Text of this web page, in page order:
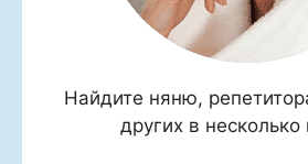
Найдите няню,
других в несколько